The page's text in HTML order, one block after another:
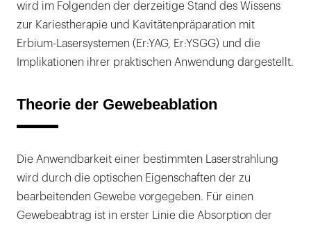
wird im Folgenden der derzeitige Stand des Wissens
zur Kariestherapie und Kavitätenpräparation mit
Erbium-Lasersystemen (Er:YAG, Er:YSGG) und die
Implikationen ihrer praktischen Anwendung dargestellt.
Theorie der Gewebeablation
Die Anwendbarkeit einer bestimmten Laserstrahlung
wird durch die optischen Eigenschaften der zu
bearbeitenden Gewebe vorgegeben. Für einen
Gewebeabtrag ist in erster Linie die Absorption der